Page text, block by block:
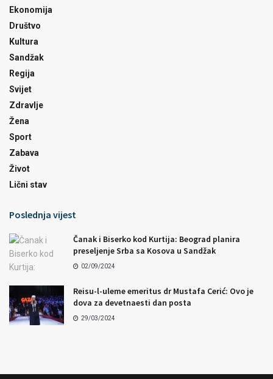
Ekonomija
Društvo
Kultura
Sandžak
Regija
Svijet
Zdravlje
Žena
Sport
Zabava
Život
Lični stav
Poslednja vijest
Čanak i Biserko kod Kurtija: Beograd planira
preseljenje Srba sa Kosova u Sandžak
02/09/2024
Reisu-l-uleme emeritus dr Mustafa Cerić: Ovo je
dova za devetnaesti dan posta
29/03/2024